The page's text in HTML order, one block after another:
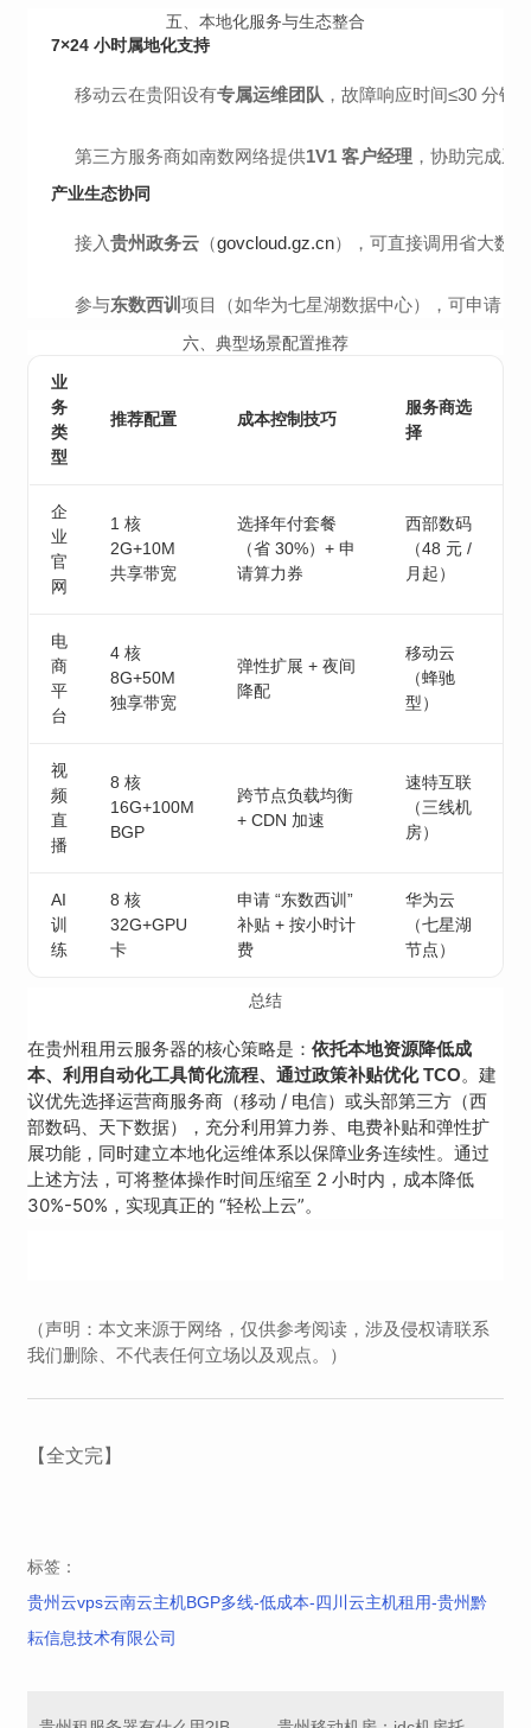
五、本地化服务与生态整合
7×24 小时属地化支持
移动云在贵阳设有专属运维团队 ，故障响应时间≤30 分钟
第三方服务商如南数网络提供1V1 客户经理 ，协助完成系
产业生态协同
接入贵州政务云 （govcloud.gz.cn），可直接调用省大数
参与东数西训项目（如华为七星湖数据中心），可申请
六、典型场景配置推荐
业
务
类
型
推荐配置 成本控制技巧
服务商选
择
企
业
官
网
1 核
2G+10M
共享带宽
选择年付套餐
（省 30%）+ 申
请算力券
西部数码
（48 元 /
月起）
电
商
平
台
4 核
8G+50M
独享带宽
弹性扩展 + 夜间
降配
移动云
（蜂驰
型）
视
频
直
播
8 核
16G+100M
BGP
跨节点负载均衡
+ CDN 加速
速特互联
（三线机
房）
AI
训
练
8 核
32G+GPU
卡
申请 “东数西训”
补贴 + 按小时计
费
华为云
（七星湖
节点）
总结
在贵州租用云服务器的核心策略是：依托本地资源降低成
本、利用自动化工具简化流程、通过政策补贴优化 TCO。建
议优先选择运营商服务商（移动 / 电信）或头部第三方（西
部数码、天下数据），充分利用算力券、电费补贴和弹性扩
展功能，同时建立本地化运维体系以保障业务连续性。通过
上述方法，可将整体操作时间压缩至 2 小时内，成本降低
30%-50%，实现真正的 “轻松上云”。
（声明：本文来源于网络，仅供参考阅读，涉及侵权请联系
我们删除、不代表任何立场以及观点。）
【全文完】
标签：
贵州云vps云南云主机BGP多线-低成本-四川云主机租用-贵州黔
耘信息技术有限公司